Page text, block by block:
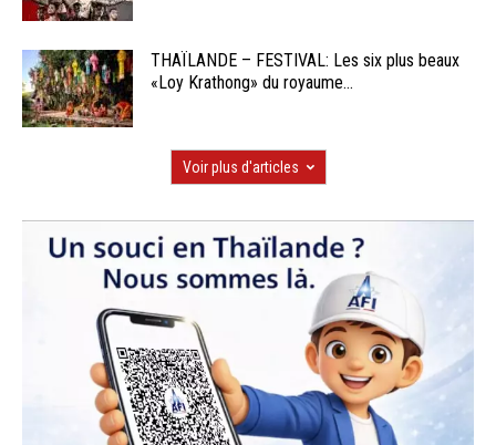
THAÏLANDE – FESTIVAL: Les six plus beaux
«Loy Krathong» du royaume...
Voir plus d'articles